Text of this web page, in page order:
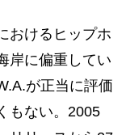
おけるヒップホ
岸に偏重してい
が正当に評価
もない。2005